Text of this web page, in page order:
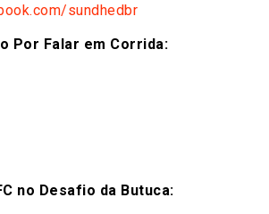
sundhedbr
Por Falar em Corrida:
no Desafio da Butuca: